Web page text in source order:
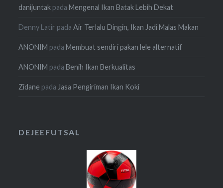
danijuntak padaMengenal Ikan Batak Lebih Dekat
Denny Latir padaAir Terlalu Dingin, Ikan Jadi Malas Makan
ANONIM padaMembuat sendiri pakan lele alternatif
ANONIM padaBenih Ikan Berkualitas
Zidane pada Jasa Pengiriman Ikan Koki
DEJEEFUTSAL